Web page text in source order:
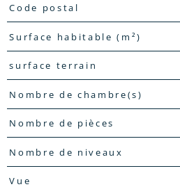
TRAD_PAMPERO_Caracteristique
Code postal
Surface habitable (m²)
surface terrain
Nombre de chambre(s)
Nombre de pièces
Nombre de niveaux
Vue